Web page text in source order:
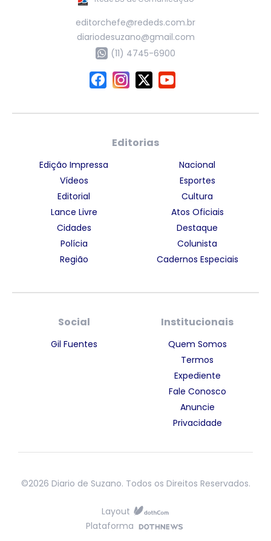
editorchefe@rededs.com.br
diariodesuzano@gmail.com
(11) 4745-6900
Editorias
Edição Impressa
Vídeos
Editorial
Lance Livre
Cidades
Polícia
Região
Nacional
Esportes
Cultura
Atos Oficiais
Destaque
Colunista
Cadernos Especiais
Social
Gil Fuentes
Institucionais
Quem Somos
Termos
Expediente
Fale Conosco
Anuncie
Privacidade
©2026 Diario de Suzano. Todos os Direitos Reservados.
Layout
Plataforma